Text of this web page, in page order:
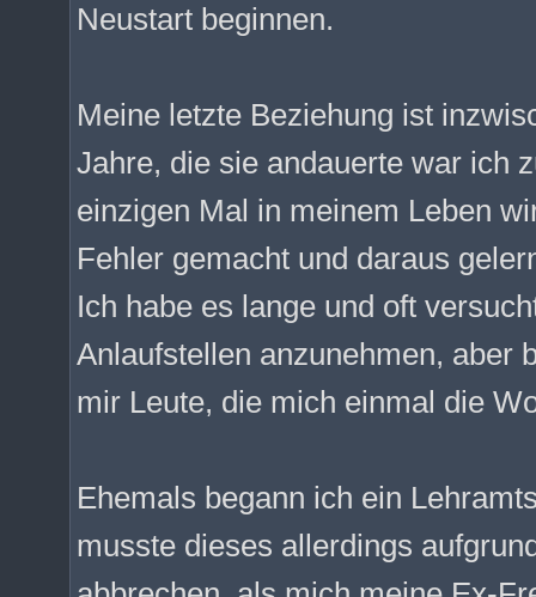
Neustart beginnen.
Meine letzte Beziehung ist
Jahre, die sie andauerte war ich
einzigen Mal in meinem Leben
Fehler gemacht und daraus
Ich habe es lange und oft
Anlaufstellen anzunehmen, aber
mir Leute, die mich einmal die
Ehemals begann ich ein
musste dieses allerdings